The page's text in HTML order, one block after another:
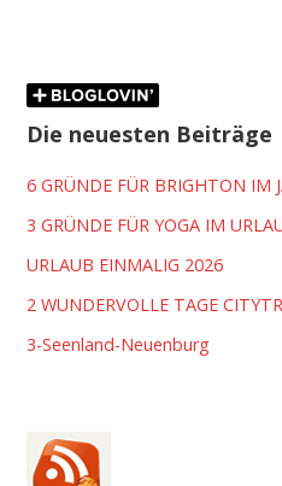
Die neuesten Beiträge
6 GRÜNDE FÜR BRIGHTON IM
3 GRÜNDE FÜR YOGA IM
URLAUB EINMALIG 2026
2 WUNDERVOLLE TAGE
3-Seenland-Neuenburg